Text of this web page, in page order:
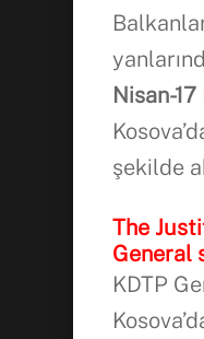
Nisan-
şekilde
The
General
KDTP